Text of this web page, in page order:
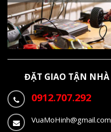
ĐẶT GIAO TẬN NHÀ
0912.707.292
VuaMoHinh@gmail.com